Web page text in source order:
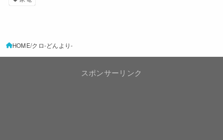
HOME クロ-どんより-
スポンサーリンク